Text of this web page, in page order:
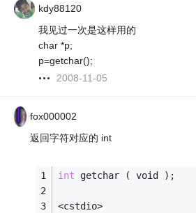
kdy88120
我见过一次是这样用的
char *p;
p=getchar();
2008-11-05
fox000002
返回字符对应的 int
int getchar ( void );
<cstdio>